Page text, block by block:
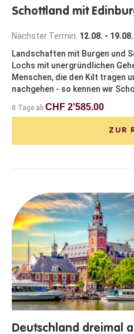
Schottland mit
Nächster Termin: 12.08. -
Landschaften mit Burgen und
Lochs mit unergründlichen
Menschen, die den Kilt tragen
nachgehen - so kennen wir
8 Tage ab CHF 2'585.00
ZUR
Deutschland dreimal